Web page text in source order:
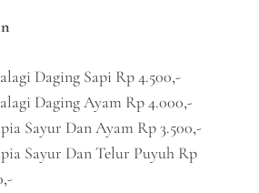
Daging Sapi Rp 4.500,-
Daging Ayam Rp 4.000,-
Sayur Dan Ayam Rp 3.500,-
Sayur Dan Telur Puyuh Rp